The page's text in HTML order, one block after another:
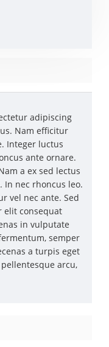
adipiscing
Nam efficitur
Integer luctus
ante ornare.
a ex sed lectus
nec rhoncus leo.
vel nec ante. Sed
elit consequat
in vulputate
semper
a turpis eget
arcu,